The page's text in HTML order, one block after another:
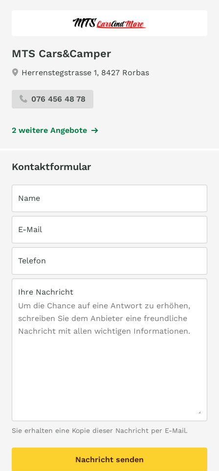
MTS Cars&Camper
Herrenstegstrasse 1, 8427 Rorbas
076 456 48 78
2 weitere Angebote
Kontaktformular
Name
E-Mail
Telefon
Ihre Nachricht
Sie erhalten eine Kopie dieser Nachricht per E-Mail.
Nachricht senden